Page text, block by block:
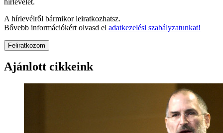
A hírlevélről bármikor leiratkozhatsz.
Bővebb információkért olvasd el adatkezelési szabályzatunkat!
Feliratkozom
Ajánlott cikkeink